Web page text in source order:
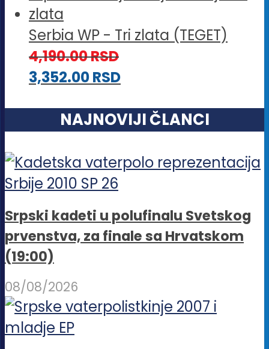
Serbia WP - Tri zlata (TEGET)
4,190.00RSD
3,352.00RSD
NAJNOVIJI ČLANCI
Srpski kadeti u polufinalu Svetskog
prvenstva, za finale sa Hrvatskom
(19:00)
08/08/2026